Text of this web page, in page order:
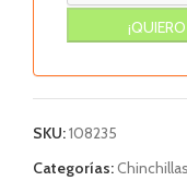
SKU:108235
Categorías:Chinchillas